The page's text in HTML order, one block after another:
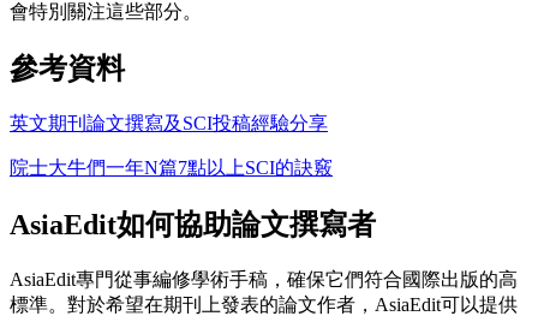
會特別關注這些部分。
參考資料
英文期刊論文撰寫及SCI投稿經驗分享
院士大牛們一年N篇7點以上SCI的訣竅
AsiaEdit如何協助論文撰寫者
AsiaEdit專門從事編修學術手稿，確保它們符合國際出版的高
標準。對於希望在期刊上發表的論文作者，AsiaEdit可以提供